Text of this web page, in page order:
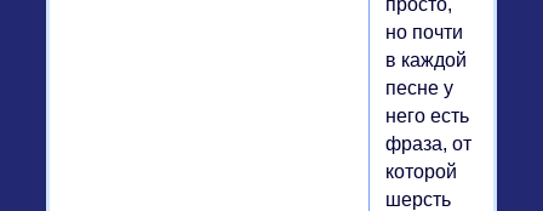
но почти
в каждой
песне у
него есть
фраза, от
которой
шерсть